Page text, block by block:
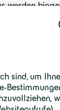
werden